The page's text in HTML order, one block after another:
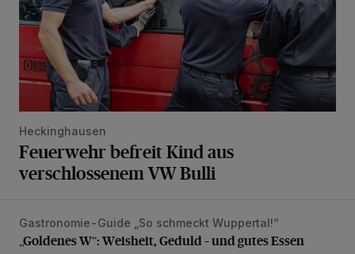
Heckinghausen
Feuerwehr befreit Kind aus
verschlossenem VW Bulli
„Goldenes W“: Weisheit, Geduld – und gutes Essen
Gastronomie-Guide „So schmeckt Wuppertal!“
„Goldenes W“: Weisheit, Geduld – und gutes Essen